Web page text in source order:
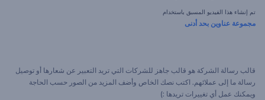
تم إنشاء هذا الفيديو المسبق باستخدام
مجموعة عناوين بحد أدنى
قالب رسالة الشركة هو قالب جاهز للشركات التي تريد التعبير عن شعارها أو توصيل
رسالة ما إلى عملائهم. اكتب نصك الخاص وأضف المزيد من الصور حسب الحاجة
ويمكنك عمل أي تغييرات تريدها :)